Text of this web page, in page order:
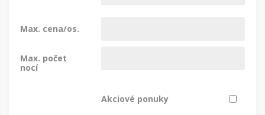
Max. cena/os.
Max. počet
nocí
Akciové ponuky